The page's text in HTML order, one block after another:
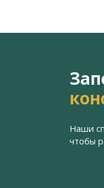
Наши
чтобы